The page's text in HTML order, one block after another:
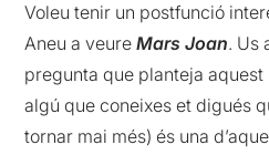
Voleu tenir un postfunció
Aneu a veureMars Joan. Us
pregunta que planteja
algú que coneixes et digués
tornar mai més) és una